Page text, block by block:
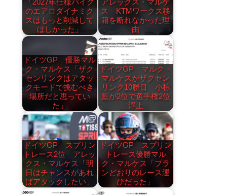
「2027年仕様バイク
のエアロダイナミク
スはもっと削減して
ほしかった」
アレックス・マルケ
ス KTMワークス移
籍を断れなかった理
由
ドイツGP 優勝マル
ク・マルケス「ザク
センリンクはアタッ
クモードで挑むべき
場所だと思ってい
た」
ドイツGP マルク・
マルケスがザクセン
リンク10勝目 小椋
藍が2位で選手権2位
浮上
ドイツGP スプリン
トレース2位 アレッ
クス・マルケス「明
日はチャンスがあれ
ばアタックしたい」
ドイツGP スプリン
トレース優勝マル
ク・マルケス「プラ
ンどおりのレース運
びだった」